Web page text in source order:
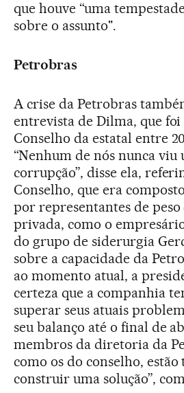
que houve “uma
sobre o assunto".
Petrobras
A crise da Petrobras
entrevista de Dilma, que
Conselho da estatal entre
“Nenhum de nós nunca viu
corrupção”, disse ela,
Conselho, que era
por representantes de
privada, como o
do grupo de siderurgia
sobre a capacidade da
ao momento atual, a
certeza que a companhia
superar seus atuais
seu balanço até o final de
membros da diretoria da
como os do conselho,
construir uma solução”,